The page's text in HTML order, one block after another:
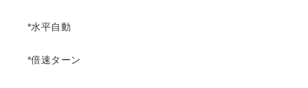
*水平自動
*倍速ターン